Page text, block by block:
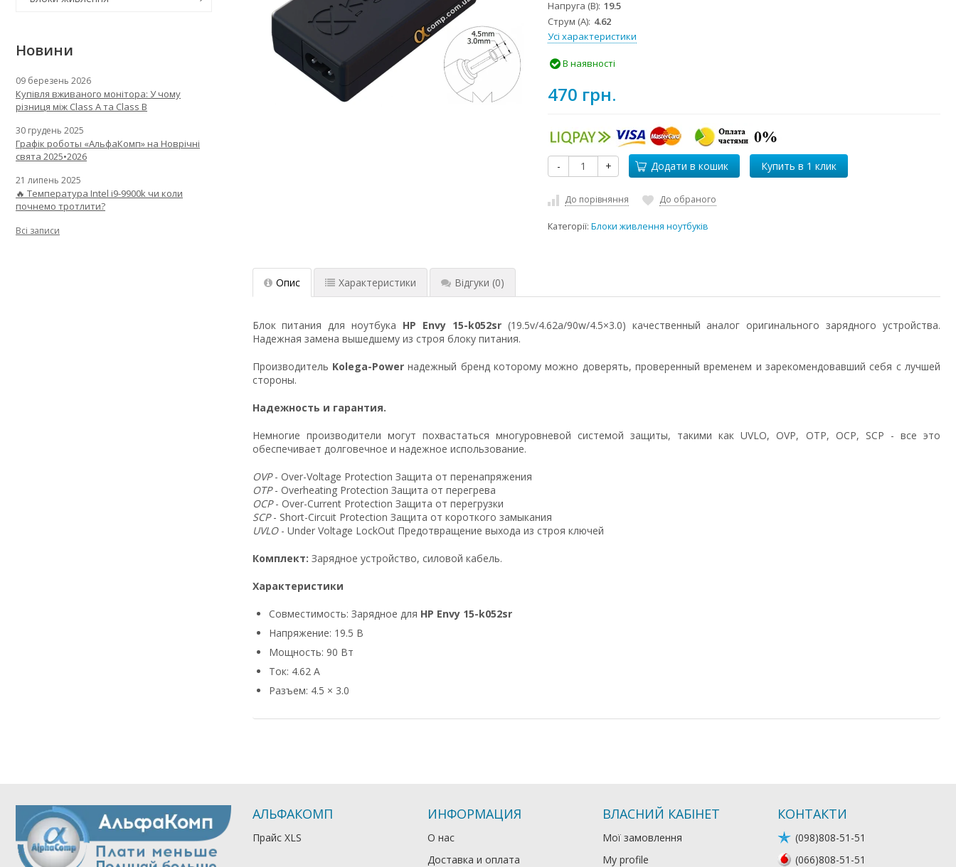
Напруга (В) 19.5
Струм (А) 4.62
Усі характеристики
В наявності
470 грн.
- + Додати в кошик
До порівняння До обраного
Категорії:Блоки живлення ноутбуків
Опис Характеристики Відгуки (0)
Блок питания для ноутбука HP Envy 15-k052sr(19.5v/4.62a/90w/4.5×3.0) качественный аналог оригинального зарядного устройства.
Надежная замена вышедшему из строя блоку питания.
Производитель Kolega-Powerнадежный бренд которому можно доверять, проверенный временем и зарекомендовавший себя с лучшей
стороны.
Надежность и гарантия.
Немногие производители могут похвастаться многуровневой системой защиты, такими как UVLO, OVP, OTP, OCP, SCP - все это
обеспечивает долговечное и надежное использование.
OVP- Over-Voltage Protection Защита от перенапряжения
OTP- Overheating Protection Защита от перегрева
OCP- Over-Current Protection Защита от перегрузки
SCP- Short-Circuit Protection Защита от короткого замыкания
UVLO- Under Voltage LockOut Предотвращение выхода из строя ключей
Комплект: Зарядное устройство, силовой кабель.
Характеристики
Совместимость: Зарядное для HP Envy 15-k052sr
Напряжение: 19.5 В
Мощность: 90 Вт
Ток: 4.62 А
Разъем: 4.5 × 3.0
Новини
09 березень 2026
Купівля вживаного монітора: У чому
різниця між Class A та Class B
30 грудень 2025
Графік роботы «АльфаКомп» на Новрічні
свята 2025•2026
21 липень 2025
🔥 Температура Intel i9-9900k чи коли
почнемо тротлити?
Всі записи
АЛЬФАКОМП
Прайс XLS
ИНФОРМАЦИЯ
О нас
Доставка и оплата
ВЛАСНИЙ КАБІНЕТ
Мої замовлення
My profile
КОНТАКТИ
(098)808-51-51
(066)808-51-51